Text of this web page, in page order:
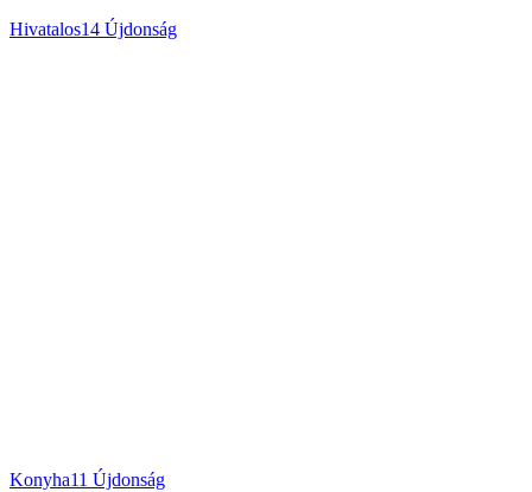
Hivatalos14 Újdonság
Konyha11 Újdonság